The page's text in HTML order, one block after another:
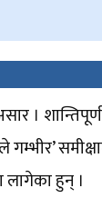
।
लागेका हुन् ।